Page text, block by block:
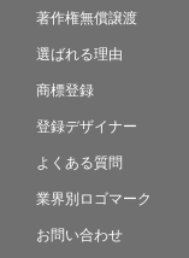
著作権無償譲渡
選ばれる理由
商標登録
登録デザイナー
よくある質問
業界別ロゴマーク
お問い合わせ